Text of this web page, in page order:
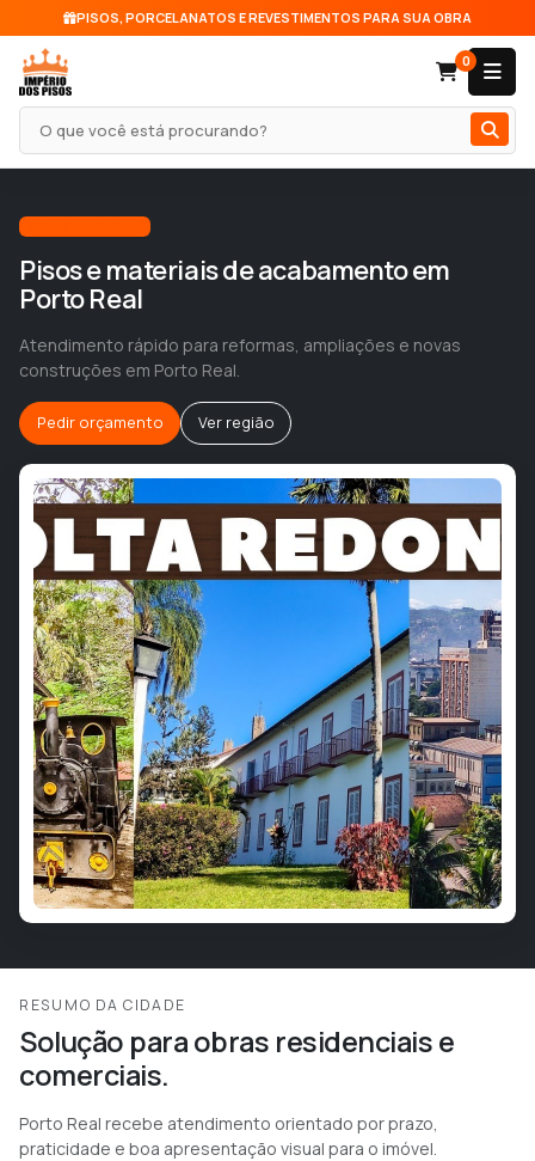
PISOS, PORCELANATOS E REVESTIMENTOS PARA SUA OBRA
Pesquisar produto
0
Pisos e materiais de acabamento em
Porto Real
Atendimento rápido para reformas, ampliações e novas
construções em Porto Real.
Pedir orçamento Ver região
RESUMO DA CIDADE
Solução para obras residenciais e
comerciais.
Porto Real recebe atendimento orientado por prazo,
praticidade e boa apresentação visual para o imóvel.